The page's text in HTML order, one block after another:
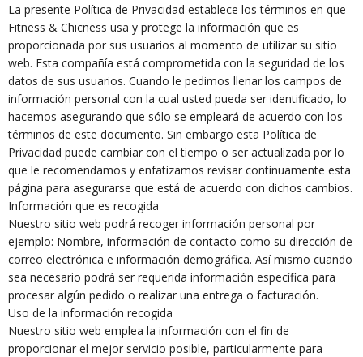
La presente Política de Privacidad establece los términos en que
Fitness & Chicness usa y protege la información que es
proporcionada por sus usuarios al momento de utilizar su sitio
web. Esta compañía está comprometida con la seguridad de los
datos de sus usuarios. Cuando le pedimos llenar los campos de
información personal con la cual usted pueda ser identificado, lo
hacemos asegurando que sólo se empleará de acuerdo con los
términos de este documento. Sin embargo esta Política de
Privacidad puede cambiar con el tiempo o ser actualizada por lo
que le recomendamos y enfatizamos revisar continuamente esta
página para asegurarse que está de acuerdo con dichos cambios.
Información que es recogida
Nuestro sitio web podrá recoger información personal por
ejemplo: Nombre, información de contacto como su dirección de
correo electrónica e información demográfica. Así mismo cuando
sea necesario podrá ser requerida información específica para
procesar algún pedido o realizar una entrega o facturación.
Uso de la información recogida
Nuestro sitio web emplea la información con el fin de
proporcionar el mejor servicio posible, particularmente para